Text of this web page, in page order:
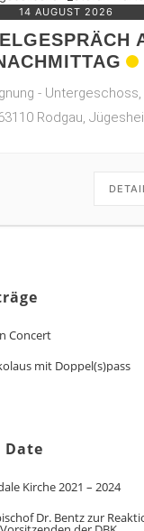
14 AUGUST 2026
-
Rodgau,
Concert
mit Doppel(s)pass
Date
Kirche 2021 – 2024
Dr. Bentz zur